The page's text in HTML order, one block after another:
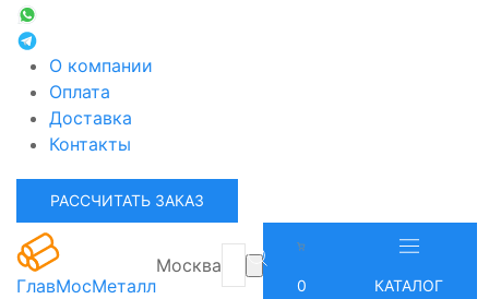
О компании
Оплата
Доставка
Контакты
РАССЧИТАТЬ ЗАКАЗ
ГлавМосМеталл
Москва
0 КАТАЛОГ